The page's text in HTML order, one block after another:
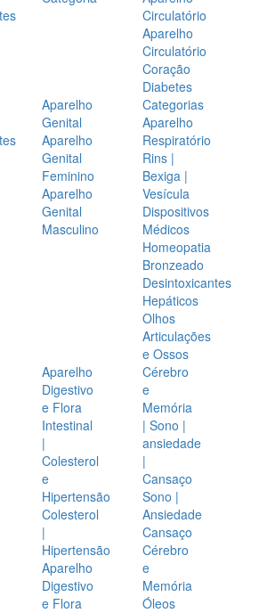
Circulatório
Aparelho
Circulatório
Coração
Diabetes
Aparelho
Genital
Aparelho
Genital
Feminino
Aparelho
Genital
Masculino
Categorias
Aparelho
Respiratório
Rins |
Bexiga |
Vesícula
Dispositivos
Médicos
Homeopatia
Bronzeado
Desintoxicantes
Hepáticos
Olhos
Articulações
e Ossos
Aparelho
Digestivo
e Flora
Intestinal
|
Colesterol
e
Hipertensão
Colesterol
|
Hipertensão
Aparelho
Digestivo
e Flora
Cérebro
e
Memória
| Sono |
ansiedade
|
Cansaço
Sono |
Ansiedade
Cansaço
Cérebro
e
Memória
Óleos